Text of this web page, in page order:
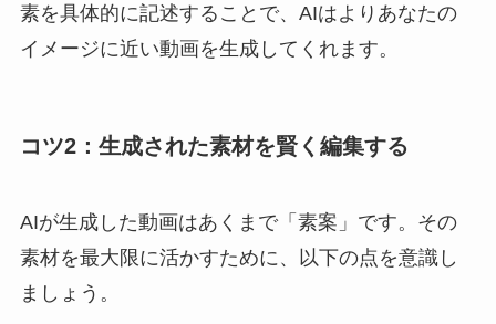
素を具体的に記述することで、AIはよりあなたの
イメージに近い動画を生成してくれます。
コツ2：生成された素材を賢く編集する
AIが生成した動画はあくまで「素案」です。その
素材を最大限に活かすために、以下の点を意識し
ましょう。